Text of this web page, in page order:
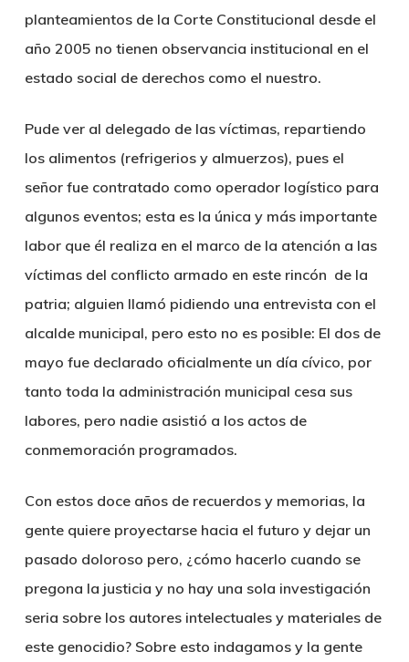
planteamientos de la Corte Constitucional desde el
año 2005 no tienen observancia institucional en el
estado social de derechos como el nuestro.
Pude ver al delegado de las víctimas, repartiendo
los alimentos (refrigerios y almuerzos), pues el
señor fue contratado como operador logístico para
algunos eventos; esta es la única y más importante
labor que él realiza en el marco de la atención a las
víctimas del conflicto armado en este rincón de la
patria; alguien llamó pidiendo una entrevista con el
alcalde municipal, pero esto no es posible: El dos de
mayo fue declarado oficialmente un día cívico, por
tanto toda la administración municipal cesa sus
labores, pero nadie asistió a los actos de
conmemoración programados.
Con estos doce años de recuerdos y memorias, la
gente quiere proyectarse hacia el futuro y dejar un
pasado doloroso pero, ¿cómo hacerlo cuando se
pregona la justicia y no hay una sola investigación
seria sobre los autores intelectuales y materiales de
este genocidio? Sobre esto indagamos y la gente